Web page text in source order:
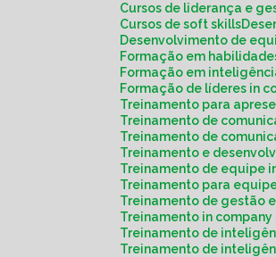
Cursos de liderança e
Cursos de soft skills
Desenvolvimento de
Formação em
Formação em
Formação de líderes in
Treinamento para
Treinamento de
Treinamento de
Treinamento e
Treinamento de equipe
Treinamento para
Treinamento de gestão
Treinamento in
Treinamento de
Treinamento de